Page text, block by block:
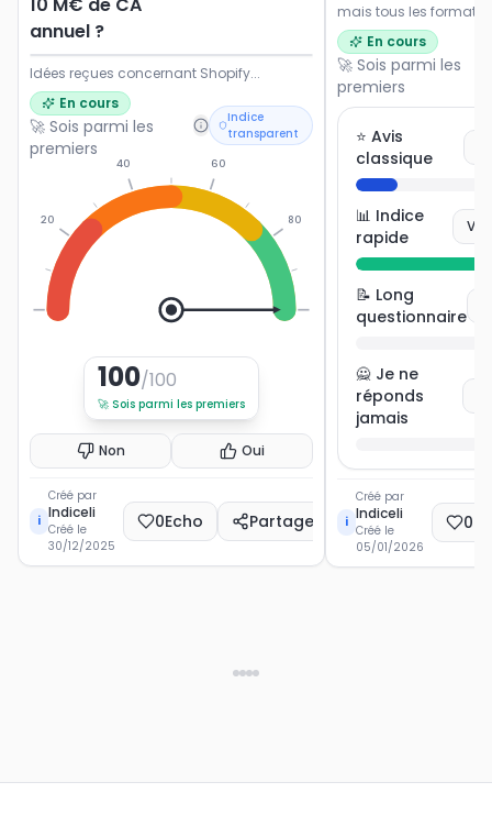
annuel ?
Idées reçues concernant Shopify...
En cours
🚀 Sois parmi les
premiers
Indice
transparent
20
40 60
80
100/100
🚀 Sois parmi les premiers
Non Oui
i
Créé par
Indiceli
Créé le
30/12/2025
0Echo Partager
mais tous les formats
Dites-nous ce qui
envie de participer.
En cours
🚀 Sois parmi les
premiers
⭐ Avis
classique
📊 Indice
rapide
📝 Long
questionnaire
🙅 Je ne
réponds
jamais
i
Créé par
Indiceli
Créé le
05/01/2026
0